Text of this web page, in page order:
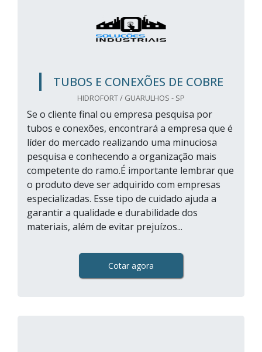
TUBOS E CONEXÕES DE COBRE
HIDROFORT / GUARULHOS - SP
Se o cliente final ou empresa pesquisa por
tubos e conexões, encontrará a empresa que é
líder do mercado realizando uma minuciosa
pesquisa e conhecendo a organização mais
competente do ramo.É importante lembrar que
o produto deve ser adquirido com empresas
especializadas. Esse tipo de cuidado ajuda a
garantir a qualidade e durabilidade dos
materiais, além de evitar prejuízos...
Cotar agora